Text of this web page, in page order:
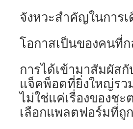
จังหวะสำคัญในการ
โอกาสเป็นของคนที่ก
การได้เข้ามาสัมผัส
แจ็คพ็อตที่ยิ่งใหญ่รว
ไม่ใช่แค่เรื่องของชะ
เลือกแพลตฟอร์มที่ถู